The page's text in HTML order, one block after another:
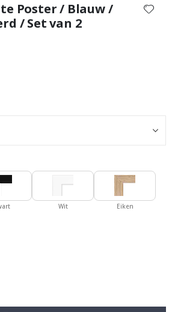
Poster / Blauw /
/ Set van 2
Wit Eiken